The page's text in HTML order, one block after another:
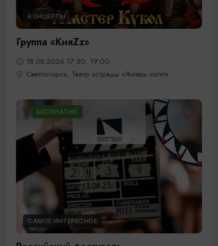
КОНЦЕРТЫ
Группа «КняZz»
18.08.2026 17:30, 19:00
Светлогорск, Театр эстрады «Янтарь-холл»
БЕСПЛАТНО
САМОЕ ИНТЕРЕСНОЕ